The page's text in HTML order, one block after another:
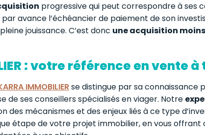
progressive qui peut correspondre à ses
avance l’échéancier de paiement de son
jouissance. C’est donc une acquisition
: votre référence en vente
IMMOBILIERse distingue par sa connaissance
de ses conseillers spécialisés en viager. Notre
des mécanismes et des enjeux liés à ce type
étape de votre projet immobilier, en vous offrant